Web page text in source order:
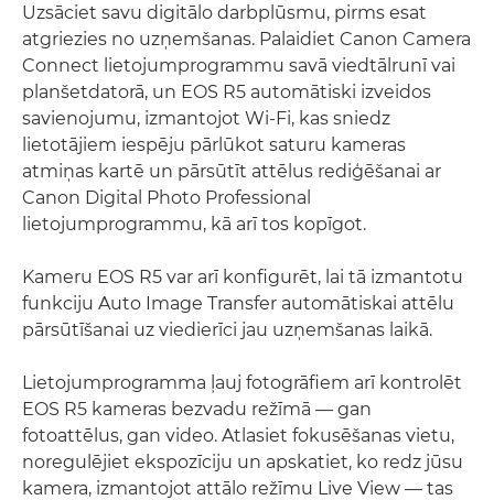
Uzsāciet savu digitālo darbplūsmu, pirms esat
atgriezies no uzņemšanas. Palaidiet Canon Camera
Connect lietojumprogrammu savā viedtālrunī vai
planšetdatorā, un EOS R5 automātiski izveidos
savienojumu, izmantojot Wi-Fi, kas sniedz
lietotājiem iespēju pārlūkot saturu kameras
atmiņas kartē un pārsūtīt attēlus rediģēšanai ar
Canon Digital Photo Professional
lietojumprogrammu, kā arī tos kopīgot.
Kameru EOS R5 var arī konfigurēt, lai tā izmantotu
funkciju Auto Image Transfer automātiskai attēlu
pārsūtīšanai uz viedierīci jau uzņemšanas laikā.
Lietojumprogramma ļauj fotogrāfiem arī kontrolēt
EOS R5 kameras bezvadu režīmā — gan
fotoattēlus, gan video. Atlasiet fokusēšanas vietu,
noregulējiet ekspozīciju un apskatiet, ko redz jūsu
kamera, izmantojot attālo režīmu Live View — tas